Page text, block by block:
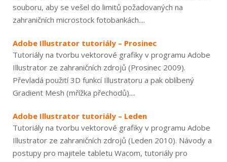
souboru, aby se vešel do limitů požadovaných na
zahraničních microstock fotobankách....
Adobe Illustrator tutoriály – Prosinec
Tutoriály na tvorbu vektorové grafiky v programu Adobe
Illustrator ze zahraničních zdrojů (Prosinec 2009).
Převladá použití 3D funkcí Illustratoru a pak oblíbený
Gradient Mesh (mřížka přechodů)....
Adobe Illustrator tutoriály – Leden
Tutoriály na tvorbu vektorové grafiky v programu Adobe
Illustrator ze zahraničních zdrojů (Leden 2010). Návody a
postupy pro majitele tabletu Wacom, tutoriály pro